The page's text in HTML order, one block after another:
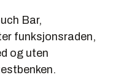
Bar,
funksjonsraden,
og uten